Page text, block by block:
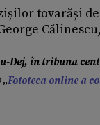
tovarăși
Dej, în tribuna
Fototeca online a